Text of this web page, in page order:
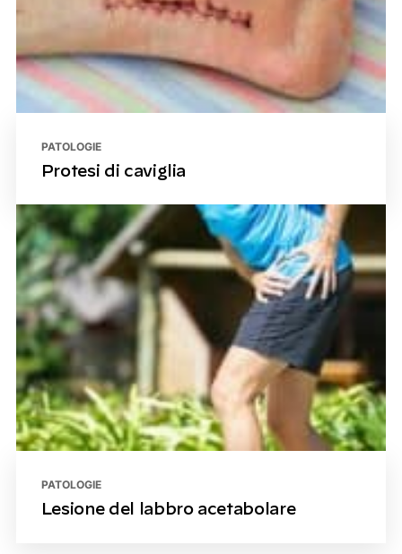
PATOLOGIE
Protesi di caviglia
PATOLOGIE
Lesione del labbro acetabolare